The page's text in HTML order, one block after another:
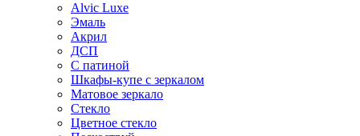
Alvic Luxe
Эмаль
Акрил
ДСП
С патиной
Шкафы-купе с зеркалом
Матовое зеркало
Стекло
Цветное стекло